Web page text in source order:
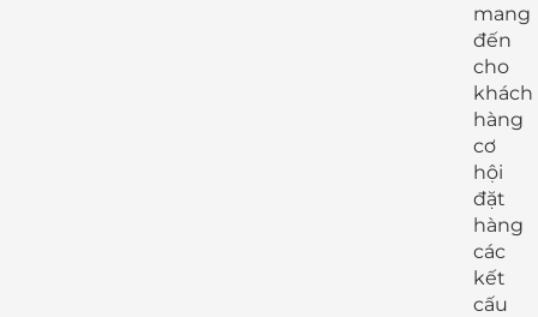
mang
đến
cho
khách
hàng
cơ
hội
đặt
hàng
các
kết
cấu